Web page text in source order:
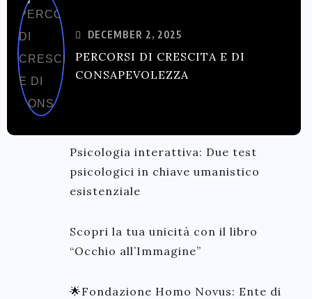
DECEMBER 2, 2025
PERCORSI DI CRESCITA E DI
CONSAPEVOLEZZA
Psicologia interattiva: Due test
psicologici in chiave umanistico
esistenziale
Scopri la tua unicità con il libro
“Occhio all’Immagine”
🌟Fondazione Homo Novus: Ente di